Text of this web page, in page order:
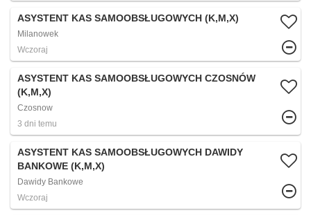
ASYSTENT KAS SAMOOBSŁUGOWYCH (K,M,X)
Milanowek
Wczoraj
ASYSTENT KAS SAMOOBSŁUGOWYCH CZOSNÓW
(K,M,X)
Czosnow
3 dni temu
ASYSTENT KAS SAMOOBSŁUGOWYCH DAWIDY
BANKOWE (K,M,X)
Dawidy Bankowe
Wczoraj